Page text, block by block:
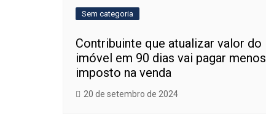
Sem categoria
Contribuinte que atualizar valor do
imóvel em 90 dias vai pagar menos
imposto na venda
20 de setembro de 2024